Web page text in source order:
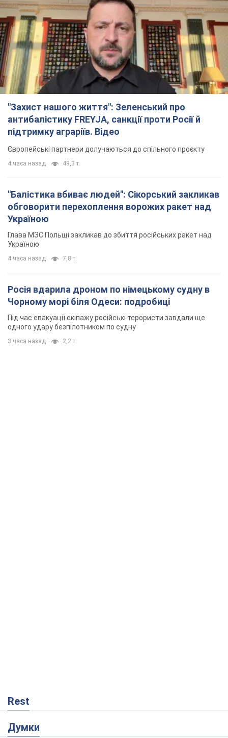
"Захист нашого життя": Зеленський про
антибалістику FREYJA, санкції проти Росії й
підтримку аграріїв. Відео
Європейські партнери долучаються до спільного проєкту
4 часа назад 49,3 т.
"Балістика вбиває людей": Сікорський закликав
обговорити перехоплення ворожих ракет над
Україною
Глава МЗС Польщі закликав до збиття російських ракет над
Україною
4 часа назад 7,8 т.
Росія вдарила дроном по німецькому судну в
Чорному морі біля Одеси: подробиці
Під час евакуації екіпажу російські терористи завдали ще
одного удару безпілотником по судну
3 часа назад 2,2 т.
Rest
Думки